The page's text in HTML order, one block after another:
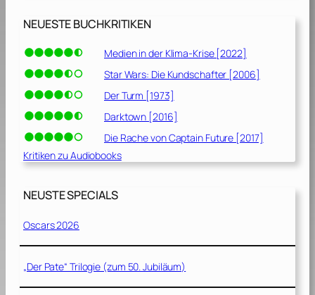
NEUESTE BUCHKRITIKEN
Medien in der Klima-Krise [2022]
Star Wars: Die Kundschafter [2006]
Der Turm [1973]
Darktown [2016]
Die Rache von Captain Future [2017]
Kritiken zu Audiobooks
NEUSTE SPECIALS
Oscars 2026
„Der Pate“ Trilogie (zum 50. Jubiläum)